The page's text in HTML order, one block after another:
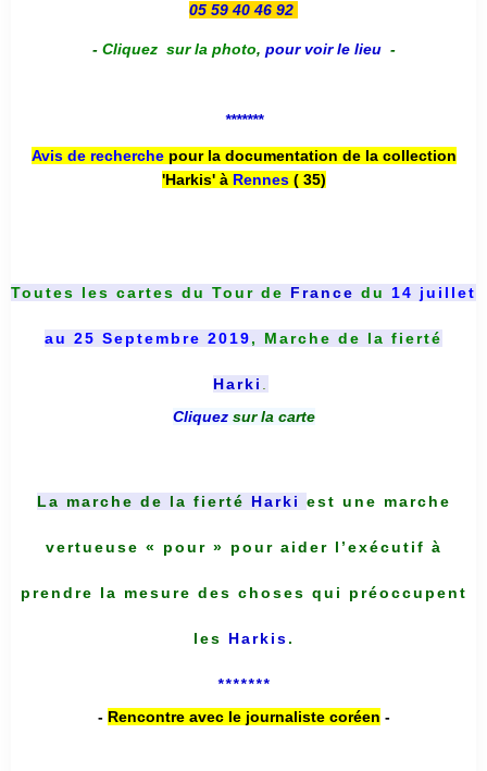
05 59 40 46 92
- Cliquez sur la photo, pour voir le lieu -
*******
Avis de recherche pour la documentation de la collection
'Harkis' à Rennes( 35)
Toutes les cartes du Tour de France du 14 juillet
au 25 Septembre 2019, Marche de la fierté
Harki .
Cliquez sur la carte
La marche de la fierté Harki est une marche
vertueuse « pour » pour aider l’exécutif à
prendre la mesure des choses qui préoccupent
les Harkis.
*******
- Rencontre avec le journaliste coréen -